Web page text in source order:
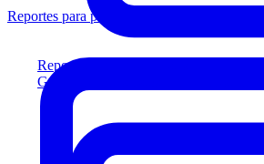
Reportes para prestamistas
Genere reportes listos para el prestamista
Reportes para prestamistas